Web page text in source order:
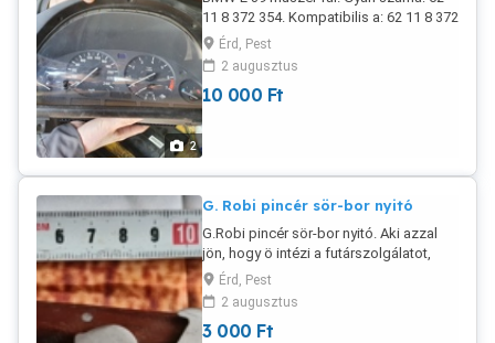
egyből tiltó listára teszem Őket
2
11 8 372 354. Kompatibilis a: 62 11 8 372
363 és 62 11 8 371 300 -al.
Érd, Pest
2 augusztus
10 000 Ft
G. Robi pincér sör-bor nyitó
G.Robi pincér sör-bor nyitó. Aki azzal
jön, hogy ö intézi a futárszolgálatot,
vagy ez a végső ár már törlöm is. Vagy
személyes átvétel, vagy előre utalás
után küldöm bármivel.
Érd, Pest
2 augusztus
3 000 Ft